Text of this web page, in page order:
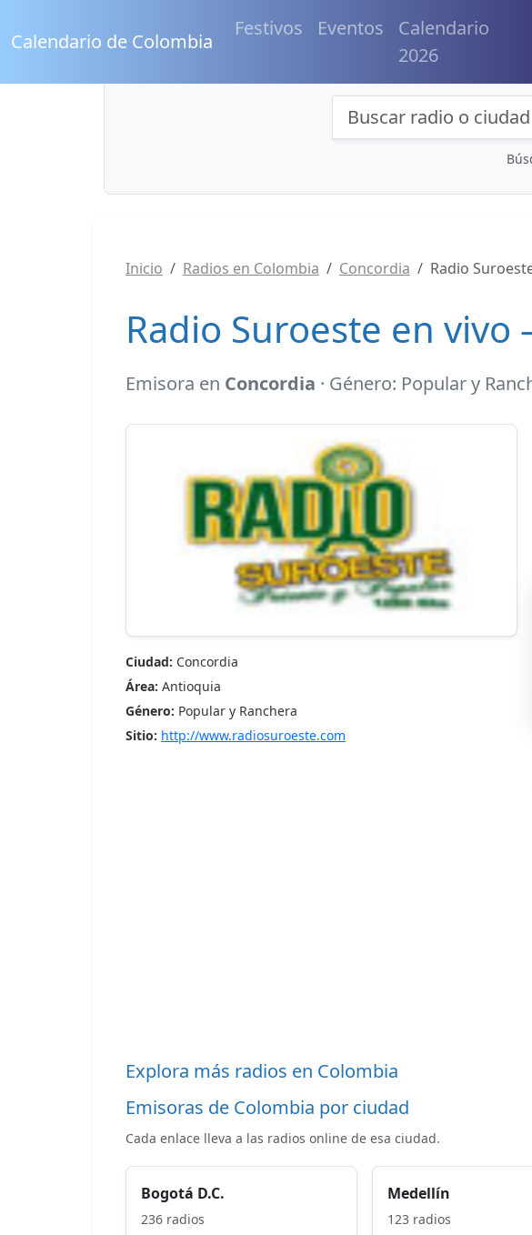
Calendario de Colombia
Festivos Eventos
Calendario
2026
Búsqueda de
Inicio Radios en Colombia Concordia Radio
Radio Suroeste en
Emisora en Concordia · Género: Popular y
Ciudad: Concordia
Área: Antioquia
Género: Popular y Ranchera
Sitio: http://www.radiosuroeste.com
Explora más radios en Colombia
Emisoras de Colombia por ciudad
Cada enlace lleva a las radios online de esa ciudad.
Bogotá D.C.
236 radios
Medellín
123 radios